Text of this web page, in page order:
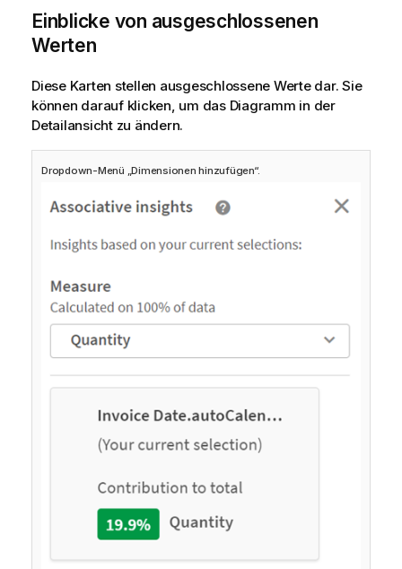
Einblicke von ausgeschlossenen
Werten
Diese Karten stellen ausgeschlossene Werte dar. Sie
können darauf klicken, um das Diagramm in der
Detailansicht zu ändern.
Dropdown-Menü „Dimensionen hinzufügen“.